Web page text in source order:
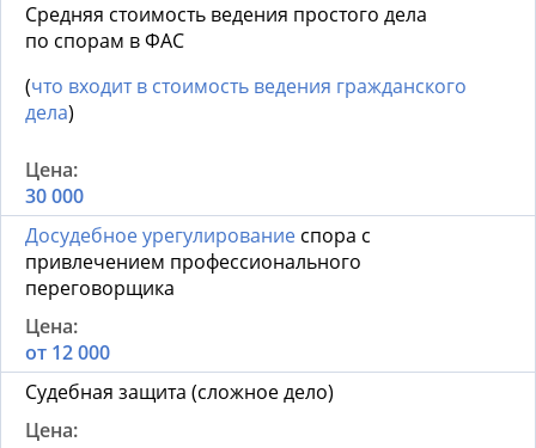
Средняя стоимость ведения простого дела
по спорам в ФАС
(что входит в стоимость ведения гражданского
дела)
30 000
Досудебное урегулирование спора с
привлечением профессионального
переговорщика
от 12 000
Судебная защита (сложное дело)